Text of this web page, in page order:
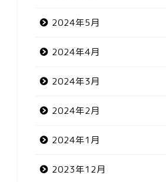
2024年5月
2024年4月
2024年3月
2024年2月
2024年1月
2023年12月